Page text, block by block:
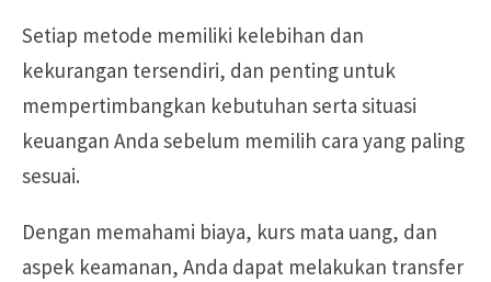
Setiap metode memiliki kelebihan dan
kekurangan tersendiri, dan penting untuk
mempertimbangkan kebutuhan serta situasi
keuangan Anda sebelum memilih cara yang paling
sesuai.
Dengan memahami biaya, kurs mata uang, dan
aspek keamanan, Anda dapat melakukan transfer